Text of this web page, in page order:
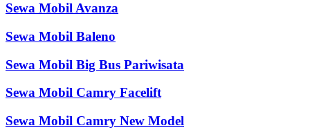
Sewa Mobil Avanza
Sewa Mobil Baleno
Sewa Mobil Big Bus Pariwisata
Sewa Mobil Camry Facelift
Sewa Mobil Camry New Model